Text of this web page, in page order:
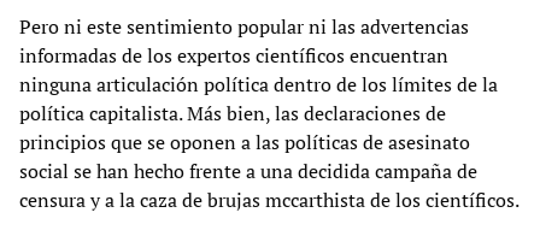
Pero ni este sentimiento popular ni las advertencias
informadas de los expertos científicos encuentran
ninguna articulación política dentro de los límites de la
política capitalista. Más bien, las declaraciones de
principios que se oponen a las políticas de asesinato
social se han hecho frente a una decidida campaña de
censura y a la caza de brujas mccarthista de los científicos.